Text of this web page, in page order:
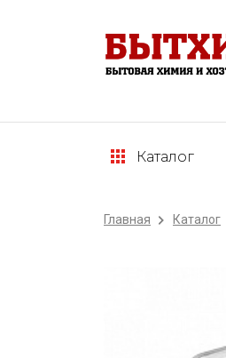
Каталог
Главная Каталог